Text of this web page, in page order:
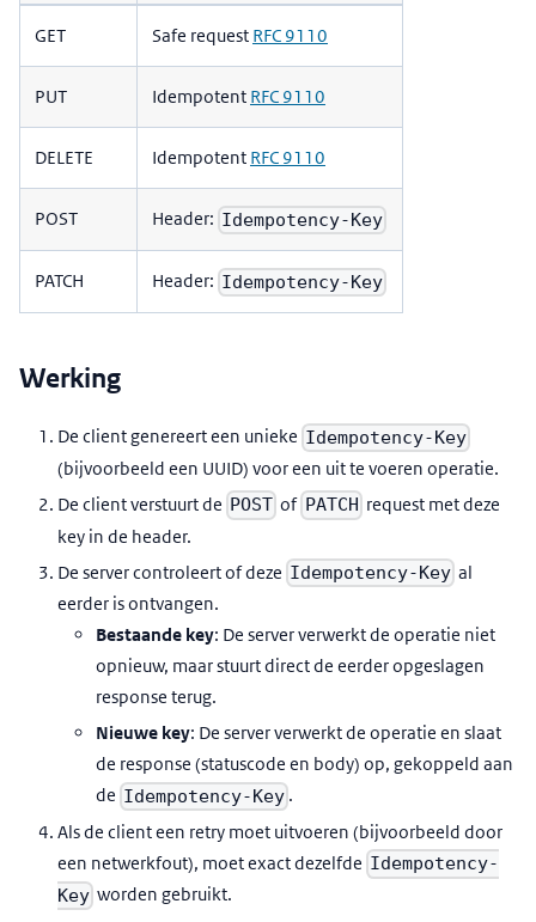
GET Safe request RFC 9110
PUT Idempotent RFC 9110
DELETE Idempotent RFC 9110
POST Header: Idempotency-Key
PATCH Header: Idempotency-Key
Werking
De client genereert een unieke Idempotency-Key
(bijvoorbeeld een UUID) voor een uit te voeren operatie.
De client verstuurt de POST of PATCH request met deze
key in de header.
De server controleert of deze Idempotency-Key al
eerder is ontvangen.
Bestaande key: De server verwerkt de operatie niet
opnieuw, maar stuurt direct de eerder opgeslagen
response terug.
Nieuwe key: De server verwerkt de operatie en slaat
de response (statuscode en body) op, gekoppeld aan
de Idempotency-Key .
Als de client een retry moet uitvoeren (bijvoorbeeld door
een netwerkfout), moet exact dezelfde Idempotency-
Key worden gebruikt.